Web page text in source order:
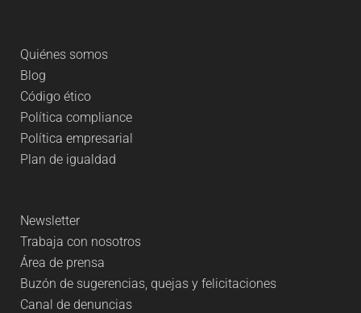
Quiénes somos
Blog
Código ético
Política compliance
Política empresarial
Plan de igualdad
Newsletter
Trabaja con nosotros
Área de prensa
Buzón de sugerencias, quejas y felicitaciones
Canal de denuncias